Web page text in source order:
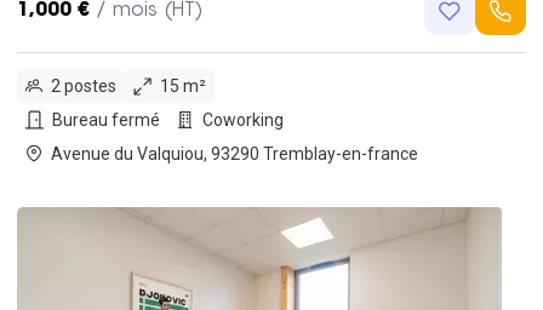
1,000 € / mois (HT)
2 postes
15 m²
Bureau fermé
Coworking
Avenue du Valquiou, 93290 Tremblay-en-france